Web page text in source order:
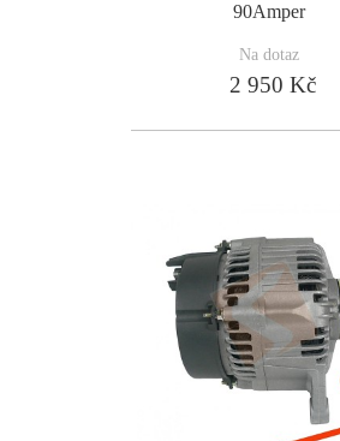
90Amper
Na dotaz
2 950 Kč